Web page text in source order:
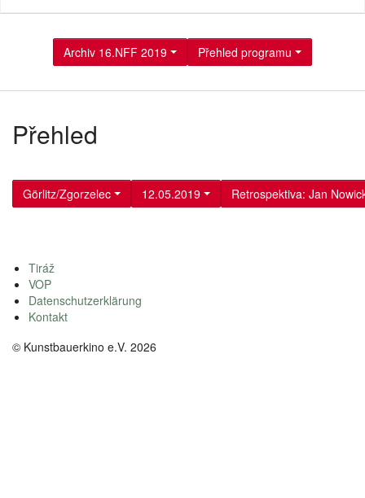
Archiv 16.NFF 2019 Přehled programu
Přehled
Görlitz/Zgorzelec 12.05.2019 Retrospektiva: Jan
Tiráž
VOP
Datenschutzerklärung
Kontakt
© Kunstbauerkino e.V. 2026